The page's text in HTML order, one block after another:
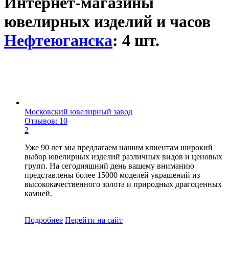
ювелирных изделий и часов
Нефтеюганска: 4 шт.
Московский ювелирный завод
Отзывов: 10
2
Уже 90 лет мы предлагаем нашим клиентам широкий
выбор ювелирных изделий различных видов и ценовых
групп. На сегодняшний день вашему вниманию
представлены более 15000 моделей украшений из
высококачественного золота и природных драгоценных
камней.
Подробнее Перейти на сайт